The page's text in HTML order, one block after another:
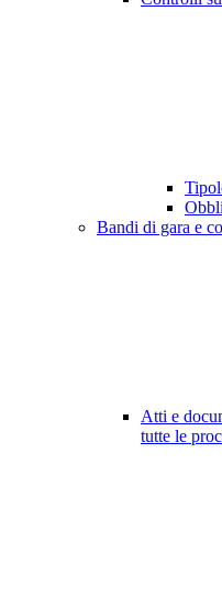
Bandi di gara e
Atti e
tutte le